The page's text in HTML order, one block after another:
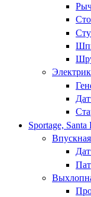
Sportage,